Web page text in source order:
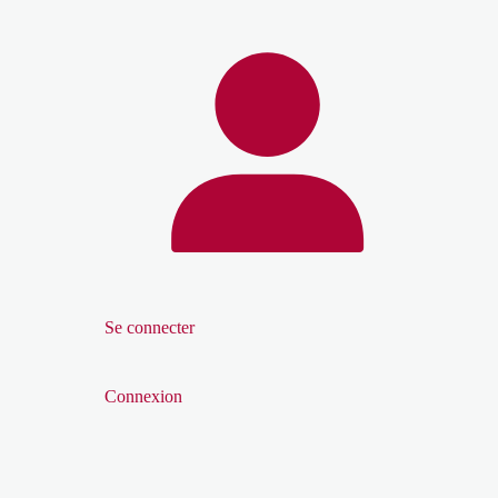
Se connecter
Connexion